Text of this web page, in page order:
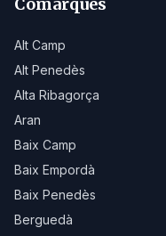
Alt Camp
Alt Penedès
Alta Ribagorça
Aran
Baix Camp
Baix Empordà
Baix Penedès
Berguedà